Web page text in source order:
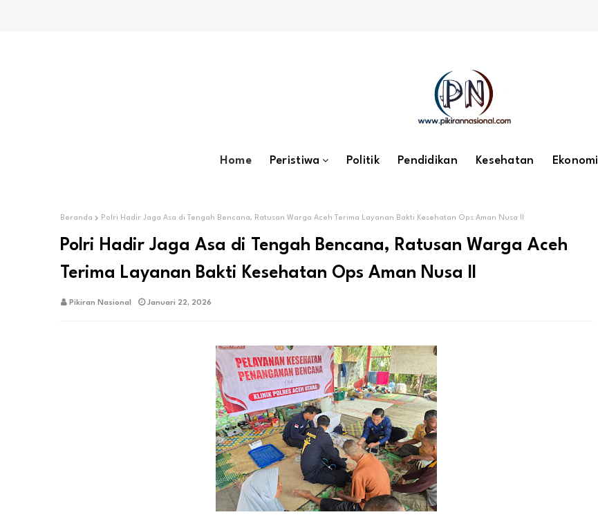
Home Peristiwa Politik Pendidikan Kesehatan Ekonomi
Beranda Polri Hadir Jaga Asa di Tengah Bencana, Ratusan Warga Aceh Terima Layanan Bakti Kesehatan Ops Aman Nusa II
Polri Hadir Jaga Asa di Tengah Bencana, Ratusan Warga Aceh
Terima Layanan Bakti Kesehatan Ops Aman Nusa II
Pikiran Nasional Januari 22, 2026